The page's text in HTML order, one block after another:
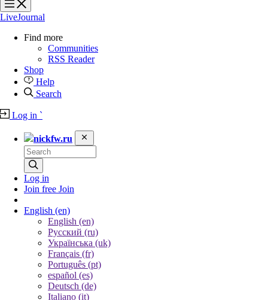
?
?
LiveJournal
Find more
Communities
RSS Reader
Shop
Help
Search
Log in `
nickfw.ru
Log in
Join free Join
English (en)
English (en)
Русский (ru)
Українська (uk)
Français (fr)
Português (pt)
español (es)
Deutsch (de)
Italiano (it)